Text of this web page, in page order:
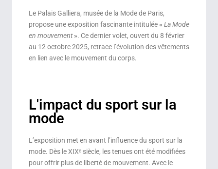
Le Palais Galliera, musée de la Mode de Paris,
propose une exposition fascinante intitulée« La Mode
en mouvement». Ce dernier volet, ouvert du 8 février
au 12 octobre 2025, retrace l’évolution des vêtements
en lien avec le mouvement du corps.
L'impact du sport sur la
mode
L’exposition met en avant l’influence du sport sur la
mode. Dès le XIXᵉ siècle, les tenues ont été modifiées
pour offrir plus de liberté de mouvement. Avec le